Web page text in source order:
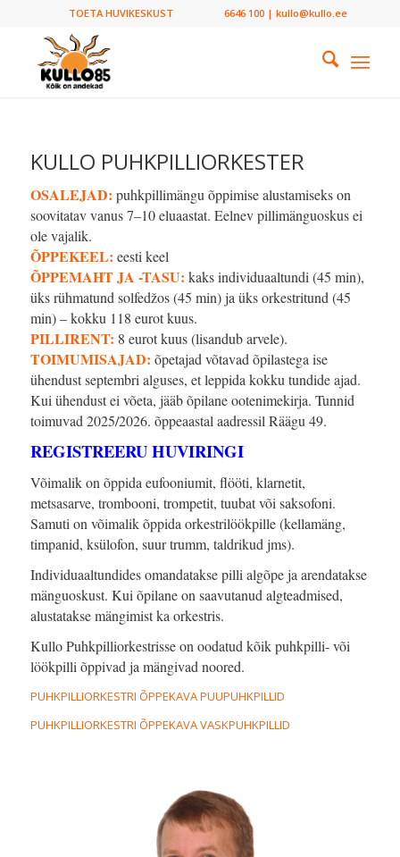
TOETA HUVIKESKUST 6646 100 | kullo@kullo.ee
KULLO PUHKPILLIORKESTER
OSALEJAD: puhkpillimängu õppimise alustamiseks on
soovitatav vanus 7–10 eluaastat. Eelnev pillimänguoskus ei
ole vajalik.
ÕPPEKEEL: eesti keel
ÕPPEMAHT JA -TASU: kaks individuaaltundi (45 min),
üks rühmatund solfedžos (45 min) ja üks orkestritund (45
min) – kokku 118 eurot kuus.
PILLIRENT: 8 eurot kuus (lisandub arvele).
TOIMUMISAJAD: õpetajad võtavad õpilastega ise
ühendust septembri alguses, et leppida kokku tundide ajad.
Kui ühendust ei võeta, jääb õpilane ootenimekirja. Tunnid
toimuvad 2025/2026. õppeaastal aadressil Räägu 49.
REGISTREERU HUVIRINGI
Võimalik on õppida eufooniumit, flööti, klarnetit,
metsasarve, trombooni, trompetit, tuubat või saksofoni.
Samuti on võimalik õppida orkestrilöökpille (kellamäng,
timpanid, ksülofon, suur trumm, taldrikud jms).
Individuaaltundides omandatakse pilli algõpe ja arendatakse
mänguoskust. Kui õpilane on saavutanud algteadmised,
alustatakse mängimist ka orkestris.
Kullo Puhkpilliorkestrisse on oodatud kõik puhkpilli- või
löökpilli õppivad ja mängivad noored.
PUHKPILLIORKESTRI ÕPPEKAVA PUUPUHKPILLID
PUHKPILLIORKESTRI ÕPPEKAVA VASKPUHKPILLID